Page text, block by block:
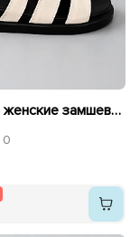
Шлепанцы женские замшевые 594428 Бежевые распродажа
0